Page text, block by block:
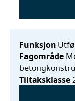
Funksjon
Fagområde
Tiltaksklasse